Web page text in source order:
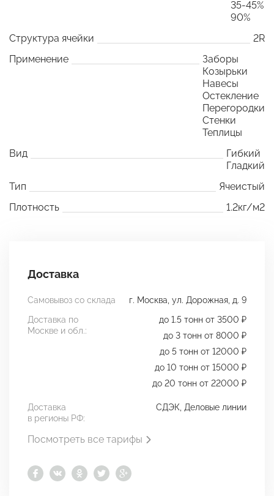
35-45%
90%
Структура ячейки
2R
Применение
Заборы
Козырьки
Навесы
Остекление
Перегородки
Стенки
Теплицы
Вид
Гибкий
Гладкий
Тип
Ячеистый
Плотность
1.2кг/м2
Доставка
Самовывоз со склада
г. Москва, ул. Дорожная, д. 9
Доставка по
Москве и обл.:
до 1.5 тонн от 3500 ₽
до 3 тонн от 8000 ₽
до 5 тонн от 12000 ₽
до 10 тонн от 15000 ₽
до 20 тонн от 22000 ₽
Доставка
в регионы РФ:
СДЭК, Деловые линии
Посмотреть все тарифы